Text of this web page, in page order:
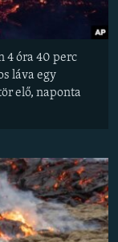
4 óra 40 perc
láva egy
elő, naponta